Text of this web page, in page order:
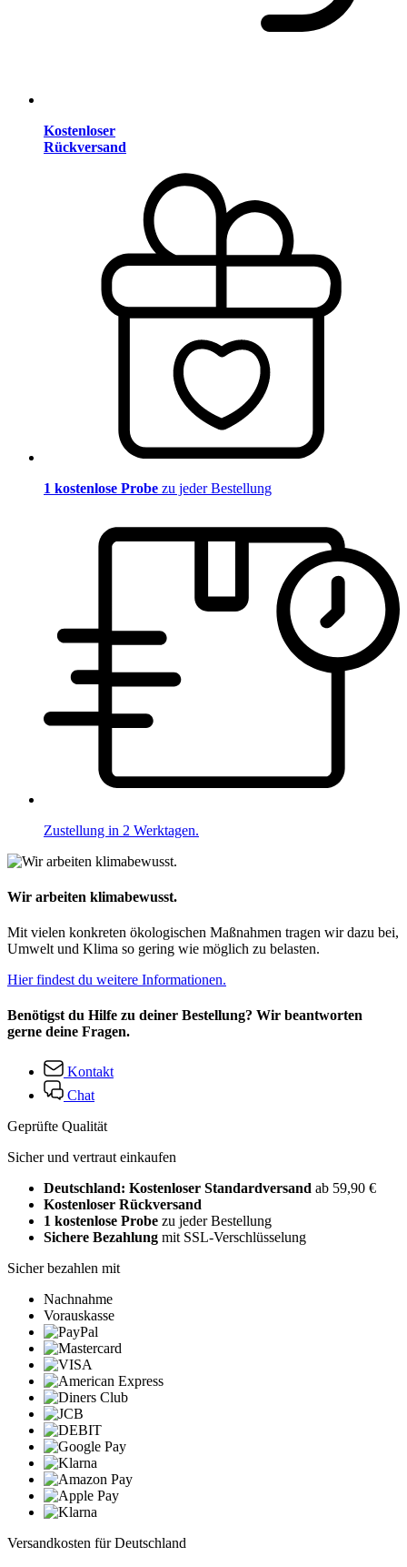
Kostenloser
Rückversand
1 kostenlose Probe zu jeder Bestellung
Zustellung in 2 Werktagen.
Wir arbeiten klimabewusst.
Mit vielen konkreten ökologischen Maßnahmen tragen wir dazu bei,
Umwelt und Klima so gering wie möglich zu belasten.
Hier findest du weitere Informationen.
Benötigst du Hilfe zu deiner Bestellung? Wir beantworten
gerne deine Fragen.
Kontakt
Chat
Geprüfte Qualität
Sicher und vertraut einkaufen
Deutschland: Kostenloser Standardversand ab 59,90 €
Kostenloser Rückversand
1 kostenlose Probe zu jeder Bestellung
Sichere Bezahlung mit SSL-Verschlüsselung
Sicher bezahlen mit
Nachnahme
Vorauskasse
Versandkosten für Deutschland